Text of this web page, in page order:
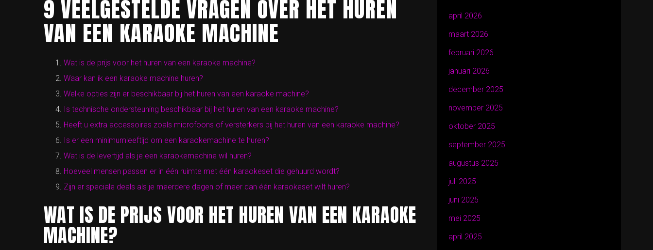
9 VEELGESTELDE VRAGEN OVER HET HUREN
VAN EEN KARAOKE MACHINE
Wat is de prijs voor het huren van een karaoke machine?
Waar kan ik een karaoke machine huren?
Welke opties zijn er beschikbaar bij het huren van een karaoke machine?
Is technische ondersteuning beschikbaar bij het huren van een karaoke machine?
Heeft u extra accessoires zoals microfoons of versterkers bij het huren van een karaoke machine?
Is er een minimumleeftijd om een ​​karaokemachine te huren?
Wat is de levertijd als je een karaokemachine wil huren?
Hoeveel mensen passen er in één ruimte met één karaokeset die gehuurd wordt?
Zijn er speciale deals als je meerdere dagen of meer dan één karaokeset wilt huren?
WAT IS DE PRIJS VOOR HET HUREN VAN EEN KARAOKE
MACHINE?
april 2026
maart 2026
februari 2026
januari 2026
december 2025
november 2025
oktober 2025
september 2025
augustus 2025
juli 2025
juni 2025
mei 2025
april 2025